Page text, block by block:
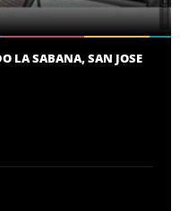
LA SABANA, SAN JOSE